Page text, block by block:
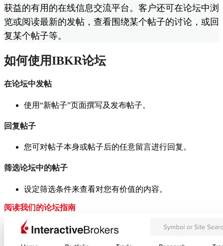
获益的有用的在线信息交流平台。客户还可在论坛中浏
览或阅读最新的发帖，查看围绕某个帖子的讨论，或回
复某个帖子等。
如何使用IBKR论坛
在论坛中发帖
使用“新帖子”页面撰写及发布帖子。
回复帖子
您可对帖子本身或帖子后的任意留言进行回复。
筛选论坛中的帖子
设定筛选条件来查看对您有价值的内容。
阅读我们的论坛指南